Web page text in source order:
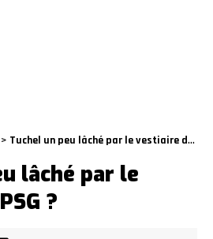
> Tuchel un peu lâché par le vestiaire du PSG ?
lâché par le
?